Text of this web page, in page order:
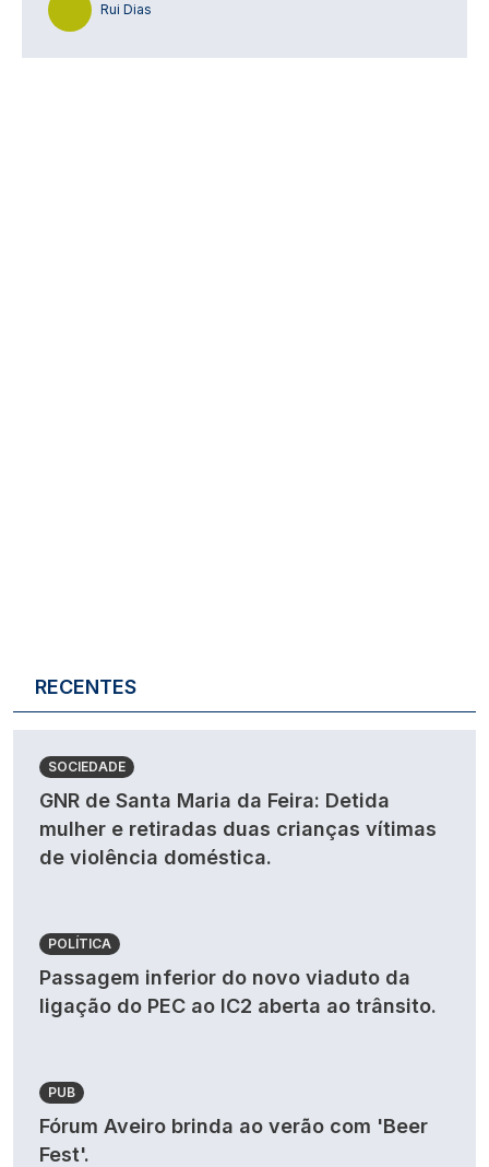
Rui Dias
RECENTES
SOCIEDADE
GNR de Santa Maria da Feira: Detida
mulher e retiradas duas crianças vítimas
de violência doméstica.
POLÍTICA
Passagem inferior do novo viaduto da
ligação do PEC ao IC2 aberta ao trânsito.
PUB
Fórum Aveiro brinda ao verão com 'Beer
Fest'.